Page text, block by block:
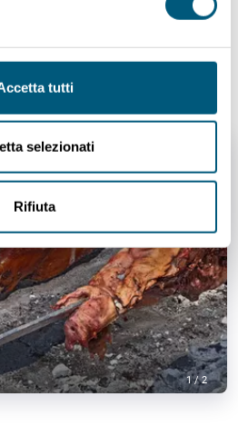
tutti
selezionati
Rifiuta
che contribuiranno
più prelibato al vostro
1/2